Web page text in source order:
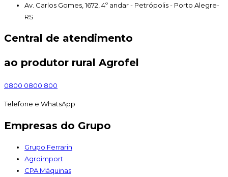
Av. Carlos Gomes, 1672, 4º andar - Petrópolis - Porto Alegre-
RS
Central de atendimento
ao produtor rural Agrofel
0800 0800 800
Telefone e WhatsApp
Empresas do Grupo
Grupo Ferrarin
Agroimport
CPA Máquinas